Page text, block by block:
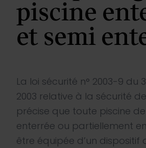
Piscines
Qui sommes nous
Équipements
Conseils
piscine
et semi
La loi sécurité n° 2003-9 du
2003 relative à la sécurité
précise que toute piscine
enterrée ou partiellement
être équipée d’un dispositif